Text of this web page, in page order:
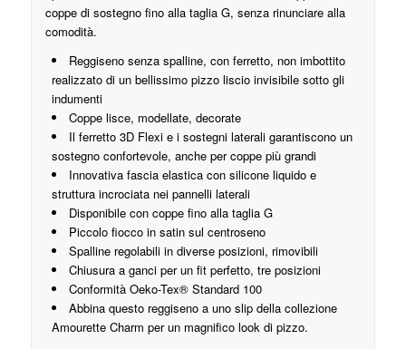
coppe di sostegno fino alla taglia G, senza rinunciare alla
comodità.
Reggiseno senza spalline, con ferretto, non imbottito
realizzato di un bellissimo pizzo liscio invisibile sotto gli
indumenti
Coppe lisce, modellate, decorate
Il ferretto 3D Flexi e i sostegni laterali garantiscono un
sostegno confortevole, anche per coppe più grandi
Innovativa fascia elastica con silicone liquido e
struttura incrociata nei pannelli laterali
Disponibile con coppe fino alla taglia G
Piccolo fiocco in satin sul centroseno
Spalline regolabili in diverse posizioni, rimovibili
Chiusura a ganci per un fit perfetto, tre posizioni
Conformità Oeko-Tex® Standard 100
Abbina questo reggiseno a uno slip della collezione
Amourette Charm per un magnifico look di pizzo.